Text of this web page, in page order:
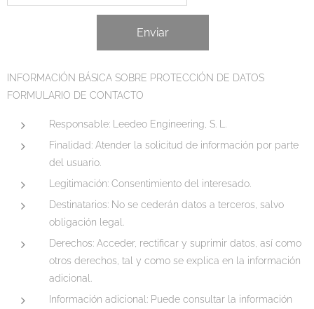
Enviar
INFORMACIÓN BÁSICA SOBRE PROTECCIÓN DE DATOS
FORMULARIO DE CONTACTO
Responsable: Leedeo Engineering, S. L.
Finalidad: Atender la solicitud de información por parte
del usuario.
Legitimación: Consentimiento del interesado.
Destinatarios: No se cederán datos a terceros, salvo
obligación legal.
Derechos: Acceder, rectificar y suprimir datos, así como
otros derechos, tal y como se explica en la información
adicional.
Información adicional: Puede consultar la información